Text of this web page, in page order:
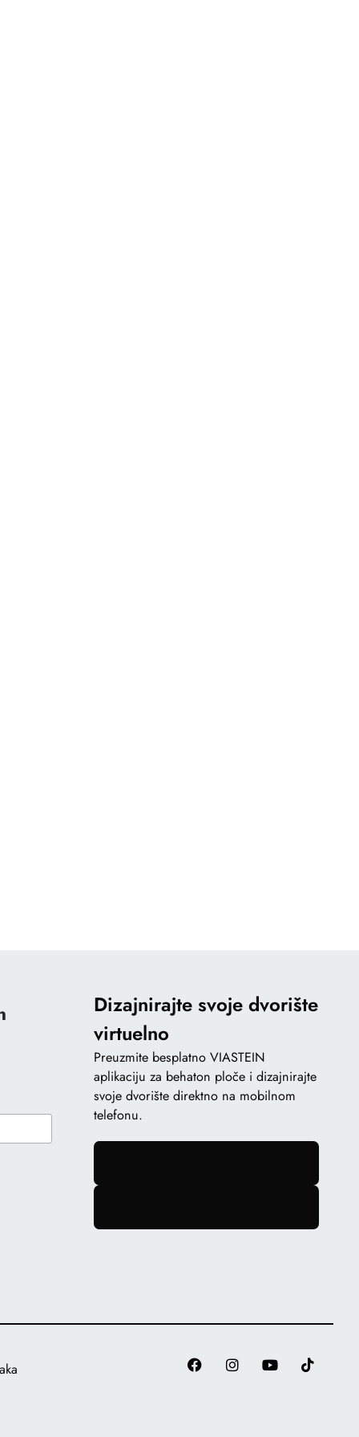
Dizajnirajte svoje dvorište
virtuelno
Preuzmite besplatno VIASTEIN
aplikaciju za behaton ploče i dizajnirajte
svoje dvorište direktno na mobilnom
telefonu.